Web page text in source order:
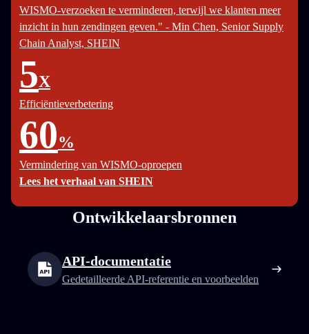
WISMO-verzoeken te verminderen, terwijl we klanten meer
inzicht in hun zendingen geven." - Min Chen, Senior Supply
Chain Analyst, SHEIN
5X
Efficiëntieverbetering
60%
Vermindering van WISMO-oproepen
Lees het verhaal van SHEIN
Ontwikkelaarsbronnen
API-documentatie
Gedetailleerde API-referentie en voorbeelden